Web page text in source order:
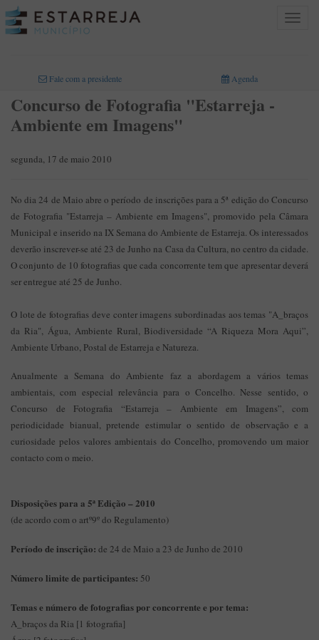
Toggle
Fale com a presidente Agenda
Concurso de Fotografia "Estarreja -
Ambiente em Imagens"
segunda, 17 de maio 2010
No dia 24 de Maio abre o período de inscrições para a 5ª edição do Concurso
de Fotografia "Estarreja – Ambiente em Imagens", promovido pela Câmara
Municipal e inserido na IX Semana do Ambiente de Estarreja. Os interessados
deverão inscrever-se até 23 de Junho na Casa da Cultura, no centro da cidade.
O conjunto de 10 fotografias que cada concorrente tem que apresentar deverá
ser entregue até 25 de Junho.
O lote de fotografias deve conter imagens subordinadas aos temas "A_braços
da Ria", Água, Ambiente Rural, Biodiversidade “A Riqueza Mora Aqui”,
Ambiente Urbano, Postal de Estarreja e Natureza.
Anualmente a Semana do Ambiente faz a abordagem a vários temas
ambientais, com especial relevância para o Concelho. Nesse sentido, o
Concurso de Fotografia “Estarreja – Ambiente em Imagens”, com
periodicidade bianual, pretende estimular o sentido de observação e a
curiosidade pelos valores ambientais do Concelho, promovendo um maior
contacto com o meio.
Disposições para a 5ª Edição – 2010
(de acordo com o artº9º do Regulamento)
Período de inscrição: de 24 de Maio a 23 de Junho de 2010
Número limite de participantes: 50
Temas e número de fotografias por concorrente e por tema:
A_braços da Ria [1 fotografia]